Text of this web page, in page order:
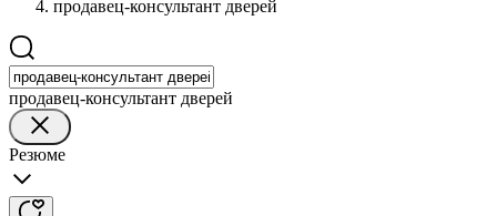
продавец-консультант дверей
продавец-консультант дверей
Резюме